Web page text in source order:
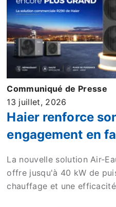
Communiqué de Presse
13 juillet, 2026
Haier renforce
engagement en
durable avec sa
pompe à chaleur
La nouvelle solution Air-
offre jusqu'à 40 kW de
chauffage et une